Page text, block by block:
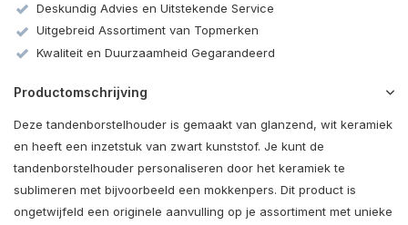
Deskundig Advies en Uitstekende Service
Uitgebreid Assortiment van Topmerken
Kwaliteit en Duurzaamheid Gegarandeerd
Productomschrijving
Deze tandenborstelhouder is gemaakt van glanzend, wit keramiek
en heeft een inzetstuk van zwart kunststof. Je kunt de
tandenborstelhouder personaliseren door het keramiek te
sublimeren met bijvoorbeeld een mokkenpers. Dit product is
ongetwijfeld een originele aanvulling op je assortiment met unieke